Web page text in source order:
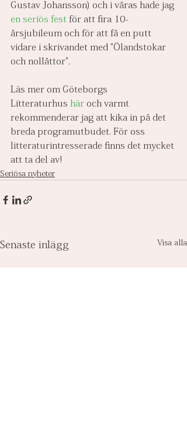
Gustav Johansson) och i våras hade jag
en seriös fest för att fira 10-
årsjubileum och för att få en putt
vidare i skrivandet med "Ölandstokar
och nollåttor"
Läs mer om Göteborgs
Litteraturhus här och varmt
rekommenderar jag att kika in på det
breda programutbudet. För oss
litteraturintresserade finns det mycket
att ta del av!
Seriösa nyheter
Senaste inlägg Visa alla